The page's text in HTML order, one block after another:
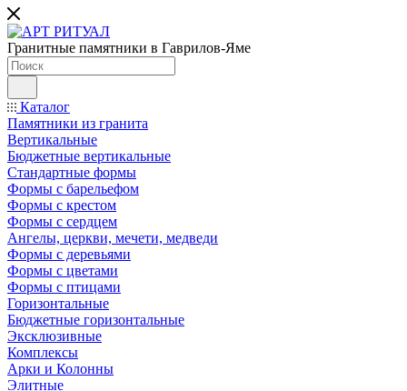
Гранитные памятники в Гаврилов-Яме
Каталог
Памятники из гранита
Вертикальные
Бюджетные вертикальные
Стандартные формы
Формы с барельефом
Формы с крестом
Формы с сердцем
Ангелы, церкви, мечети, медведи
Формы с деревьями
Формы с цветами
Формы с птицами
Горизонтальные
Бюджетные горизонтальные
Эксклюзивные
Комплексы
Арки и Колонны
Элитные